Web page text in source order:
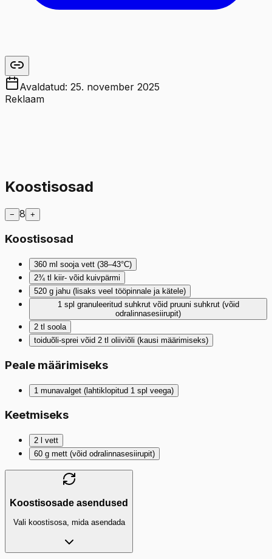
Avaldatud: 25. november 2025
Reklaam
Koostisosad
− 8 +
Koostisosad
360 ml sooja vett (38–43°C)
2¾ tl kiir- võid kuivpärmi
520 g jahu (lisaks veel tööpinnale ja kätele)
1 spl granuleeritud suhkrut võid pruuni suhkrut (võid
odralinnasesiirupit)
2 tl soola
toiduõli-sprei võid 2 tl oliiviõli (kausi määrimiseks)
Peale määrimiseks
1 munavalget (lahtiklopitud 1 spl veega)
Keetmiseks
2
vett
60 g mett (võid odralinnasesiirupit)
Koostisosade asendused
Vali koostisosa, mida asendada